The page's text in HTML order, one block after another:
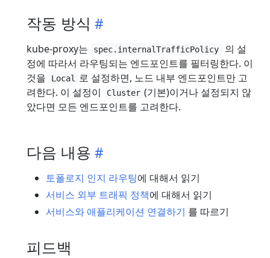
작동 방식
kube-proxy는 spec.internalTrafficPolicy
의 설
정에 따라서 라우팅되는 엔드포인트를 필터링한다. 이
것을
Local
로 설정하면, 노드 내부 엔드포인트만 고
려한다. 이 설정이
Cluster (기본)이거나 설정되지 않
았다면 모든 엔드포인트를 고려한다.
다음 내용
토폴로지 인지 라우팅에 대해서 읽기
서비스 외부 트래픽 정책에 대해서 읽기
서비스와 애플리케이션 연결하기 를 따르기
피드백